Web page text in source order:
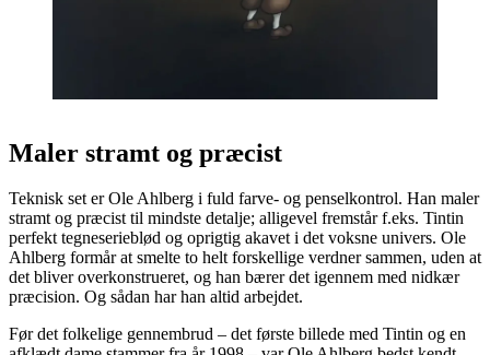
Maler stramt og præcist
Teknisk set er Ole Ahlberg i fuld farve- og penselkontrol. Han maler
stramt og præcist til mindste detalje; alligevel fremstår f.eks. Tintin
perfekt tegneserieblød og oprigtig akavet i det voksne univers. Ole
Ahlberg formår at smelte to helt forskellige verdner sammen, uden at
det bliver overkonstrueret, og han bærer det igennem med nidkær
præcision. Og sådan har han altid arbejdet.
Før det folkelige gennembrud – det første billede med Tintin og en